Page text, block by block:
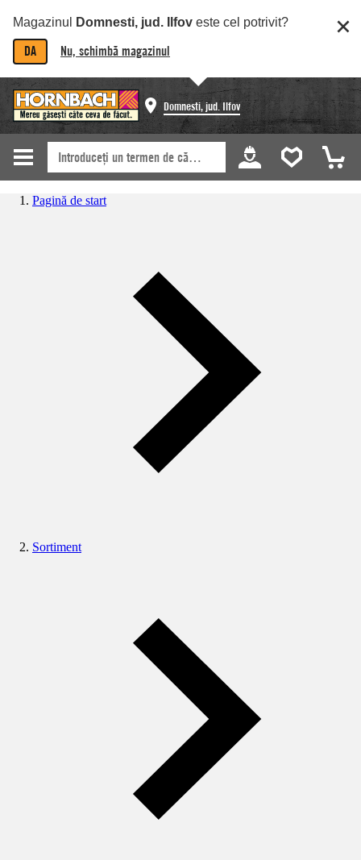
Magazinul Domnesti, jud. Ilfov este cel potrivit?
DA Nu, schimbă magazinul
Domnesti, jud. Ilfov
Pagină de start
Sortiment